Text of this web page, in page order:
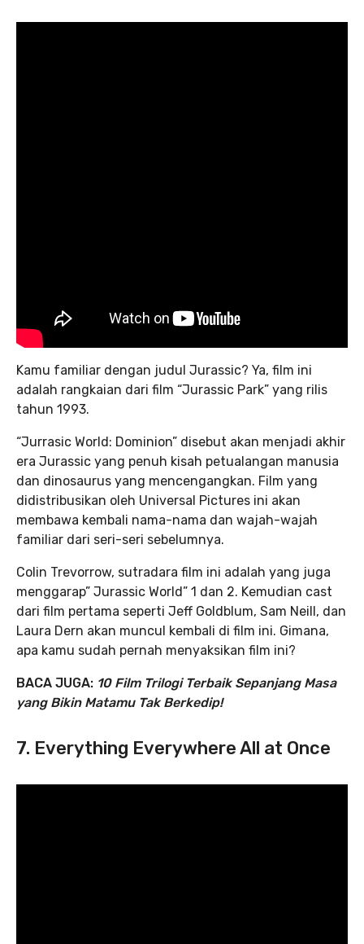
Kamu familiar dengan judul Jurassic? Ya, film ini
adalah rangkaian dari film “Jurassic Park” yang rilis
tahun 1993.
“Jurrasic World: Dominion” disebut akan menjadi akhir
era Jurassic yang penuh kisah petualangan manusia
dan dinosaurus yang mencengangkan. Film yang
didistribusikan oleh Universal Pictures ini akan
membawa kembali nama-nama dan wajah-wajah
familiar dari seri-seri sebelumnya.
Colin Trevorrow, sutradara film ini adalah yang juga
menggarap” Jurassic World” 1 dan 2. Kemudian cast
dari film pertama seperti Jeff Goldblum, Sam Neill, dan
Laura Dern akan muncul kembali di film ini. Gimana,
apa kamu sudah pernah menyaksikan film ini?
BACA JUGA: 10 Film Trilogi Terbaik Sepanjang Masa
yang Bikin Matamu Tak Berkedip!
7. Everything Everywhere All at Once